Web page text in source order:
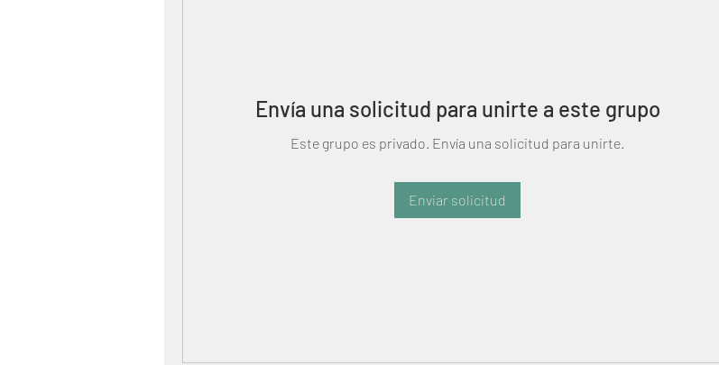
Envía una solicitud para unirte a este grupo
Este grupo es privado. Envía una solicitud para unirte.
Enviar solicitud